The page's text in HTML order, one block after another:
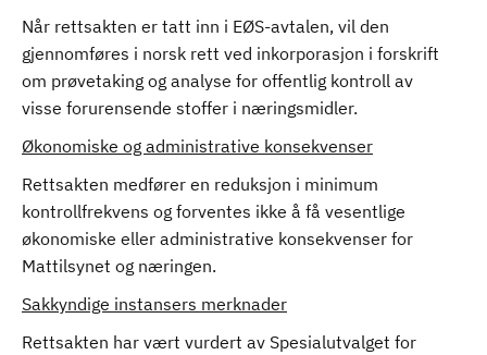
Når rettsakten er tatt inn i EØS-avtalen, vil den
gjennomføres i norsk rett ved inkorporasjon i forskrift
om prøvetaking og analyse for offentlig kontroll av
visse forurensende stoffer i næringsmidler.
Økonomiske og administrative konsekvenser
Rettsakten medfører en reduksjon i minimum
kontrollfrekvens og forventes ikke å få vesentlige
økonomiske eller administrative konsekvenser for
Mattilsynet og næringen.
Sakkyndige instansers merknader
Rettsakten har vært vurdert av Spesialutvalget for